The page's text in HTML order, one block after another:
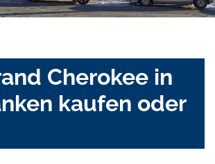
Cherokee in
kaufen oder